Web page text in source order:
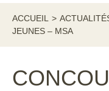
ACCUEIL >
JEUNES – MSA